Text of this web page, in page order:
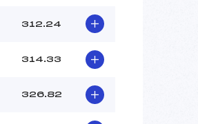
312.24
314.33
326.82